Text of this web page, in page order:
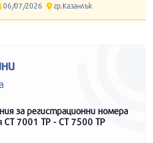
06/07/2026 гр.Казанлък
за регистрационни номера
СТ 7001 ТР - СТ 7500 ТР